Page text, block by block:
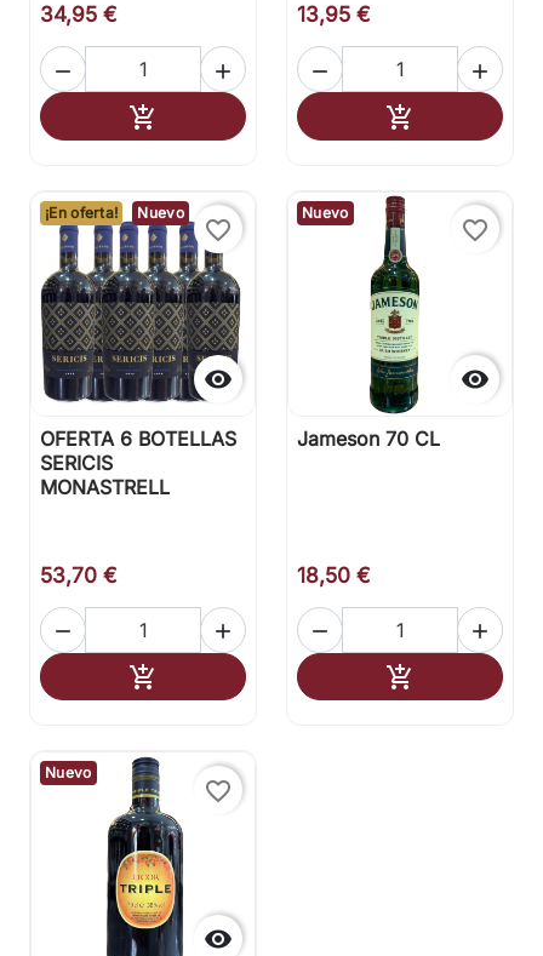
34,95 €
 
 Añadir al carrito
13,95 €
 
 Añadir al
¡En oferta! Nuevo

favorite_border
OFERTA 6 BOTELLAS
SERICIS
MONASTRELL
53,70 €
 
 Añadir al carrito
Nuevo

favorite_border
Jameson 70 CL
18,50 €
 
 Añadir al
Nuevo

favorite_border